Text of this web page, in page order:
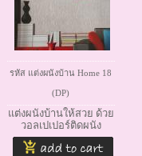
รหัส แต่งผนังบ้าน Home 18
(DP)
แต่งผนังบ้านให้สวย ด้วย
วอลเปเปอร์ติดผนัง